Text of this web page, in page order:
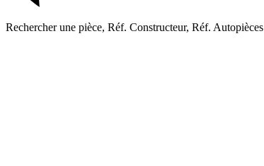
Rechercher une pièce, Réf. Constructeur, Réf. Autopièces